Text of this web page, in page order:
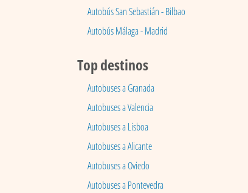
Autobús San Sebastián - Bilbao
Autobús Málaga - Madrid
Top destinos
Autobuses a Granada
Autobuses a Valencia
Autobuses a Lisboa
Autobuses a Alicante
Autobuses a Oviedo
Autobuses a Pontevedra